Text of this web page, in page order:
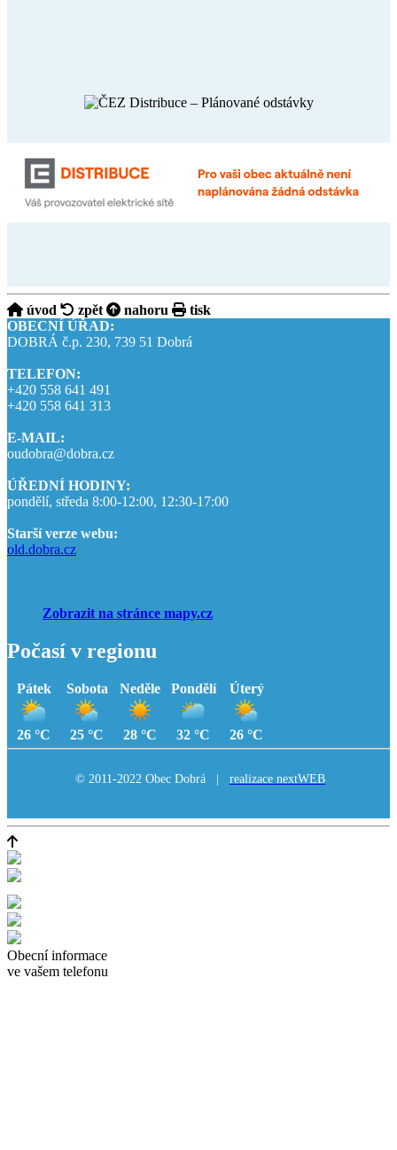
úvod zpět nahoru
tisk
OBECNÍ ÚŘAD:
DOBRÁ č.p. 230, 739 51 Dobrá
TELEFON:
+420 558 641 491
+420 558 641 313
E-MAIL:
oudobra@dobra.cz
ÚŘEDNÍ HODINY:
pondělí, středa 8:00-12:00, 12:30-17:00
Starší verze webu:
old.dobra.cz
Zobrazit na stránce mapy.cz
Počasí v regionu
Pátek
26 °C
Sobota
25 °C
Neděle
28 °C
Pondělí
32 °C
Úterý
26 °C
© 2011-2022 Obec Dobrá | realizace nextWEB
Obecní informace
ve vašem telefonu